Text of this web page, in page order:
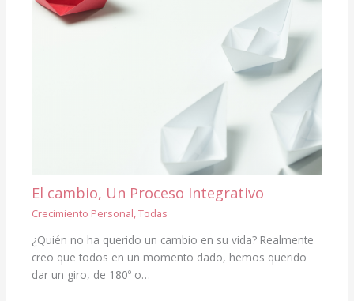
El cambio, Un Proceso Integrativo
Crecimiento Personal,Todas
¿Quién no ha querido un cambio en su vida? Realmente
creo que todos en un momento dado, hemos querido
dar un giro, de 180º o…